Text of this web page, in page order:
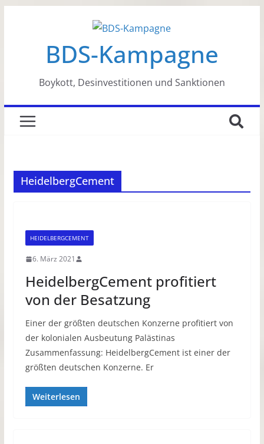
BDS-Kampagne
Boykott, Desinvestitionen und Sanktionen
HeidelbergCement
HEIDELBERGCEMENT
6. März 2021
HeidelbergCement profitiert
von der Besatzung
Einer der größten deutschen Konzerne profitiert von
der kolonialen Ausbeutung Palästinas
Zusammenfassung: HeidelbergCement ist einer der
größten deutschen Konzerne. Er
Weiterlesen